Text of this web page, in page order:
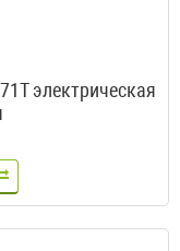
электрическая